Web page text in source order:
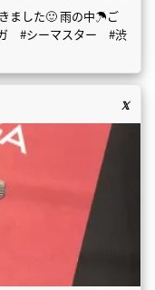
ました🙂 雨の中☂️ご
ガ #シーマスター #渋